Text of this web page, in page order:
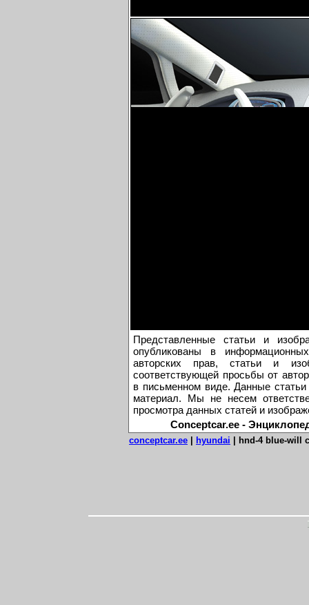
Представленные статьи и
опубликованы в
авторских прав, статьи и
соответствующей просьбы от
в письменном виде. Данные
материал. Мы не несем
просмотра данных статей и
Conceptcar.ee -
conceptcar.ee hyundai hnd-4 blue-will